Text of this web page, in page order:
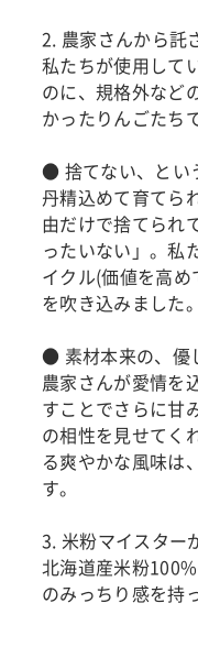
2. 農家さんから託
私たちが使用して
のに、規格外など
かったりんごたち
● 捨てない、とい
丹精込めて育てら
由だけで捨てられ
ったいない」。私
イクル(価値を高
を吹き込みました。
● 素材本来の、優
農家さんが愛情を
すことでさらに甘
の相性を見せてく
る爽やかな風味は
す。
3. 米粉マイスター
北海道産米粉
のみっちり感を持